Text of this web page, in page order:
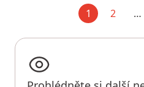
1Aktuální
2 …